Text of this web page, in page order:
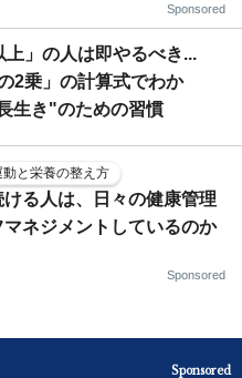
Sponsored
上」の人は即やるべき...
2乗」の計算式でわか
生き"のための習慣
と栄養の整え方
る人は、日々の健康管理
ネジメントしているのか
Sponsored
Sponsored